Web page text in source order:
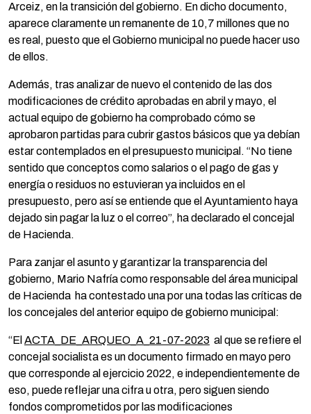
Arceiz, en la transición del gobierno. En dicho documento,
aparece claramente un remanente de 10,7 millones que no
es real, puesto que el Gobierno municipal no puede hacer uso
de ellos.
Además, tras analizar de nuevo el contenido de las dos
modificaciones de crédito aprobadas en abril y mayo, el
actual equipo de gobierno ha comprobado cómo se
aprobaron partidas para cubrir gastos básicos que ya debían
estar contemplados en el presupuesto municipal. “No tiene
sentido que conceptos como salarios o el pago de gas y
energía o residuos no estuvieran ya incluidos en el
presupuesto, pero así se entiende que el Ayuntamiento haya
dejado sin pagar la luz o el correo”, ha declarado el concejal
de Hacienda.
Para zanjar el asunto y garantizar la transparencia del
gobierno, Mario Nafría como responsable del área municipal
de Hacienda ha contestado una por una todas las críticas de
los concejales del anterior equipo de gobierno municipal:
“El ACTA_DE_ARQUEO_A_21-07-2023 al que se refiere el
concejal socialista es un documento firmado en mayo pero
que corresponde al ejercicio 2022, e independientemente de
eso, puede reflejar una cifra u otra, pero siguen siendo
fondos comprometidos por las modificaciones